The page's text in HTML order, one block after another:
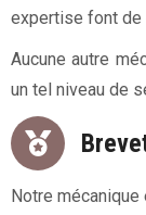
expertise font de
Aucune autre
un tel niveau de
Notre